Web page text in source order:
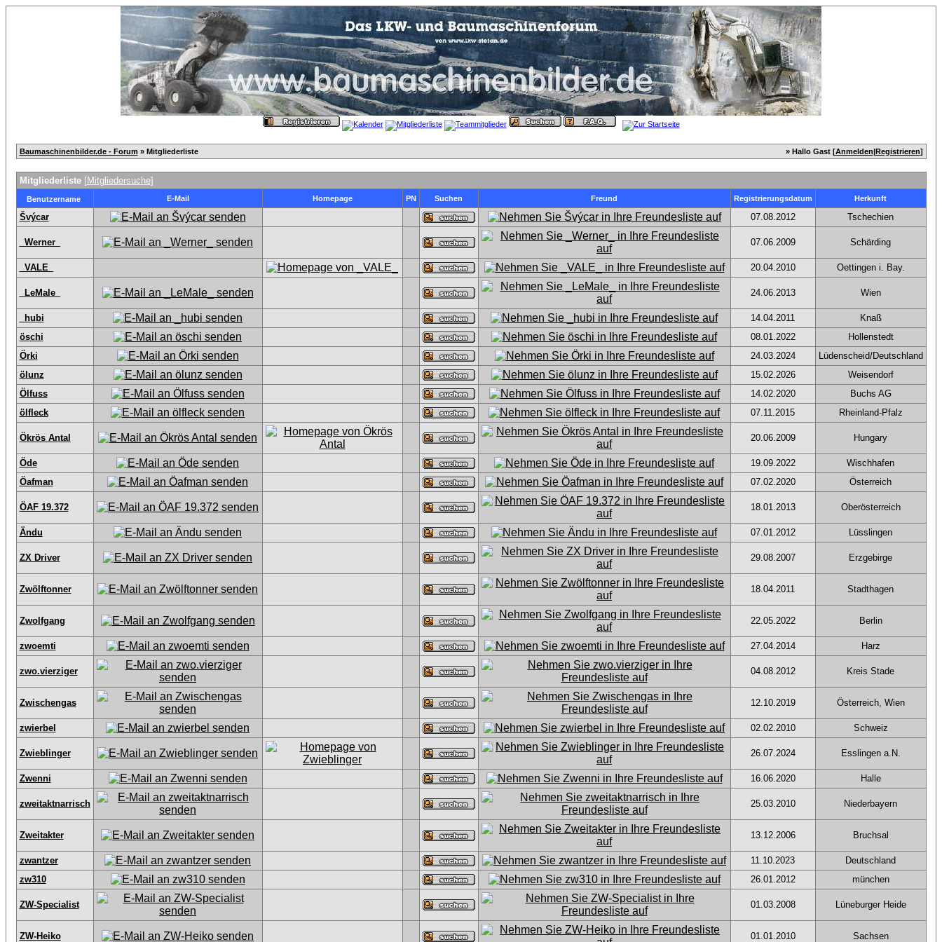
Baumaschinenbilder.de - Forum » Mitgliederliste » Hallo Gast [Anmelden|Registrieren]
Mitgliederliste[Mitgliedersuche]
Benutzername E-Mail Homepage PN Suchen Freund Registrierungsdatum Herkunft
Švýcar 07.08.2012 Tschechien
_Werner_ 07.06.2009 Schärding
_VALE_ 20.04.2010 Oettingen i. Bay.
_LeMale_ 24.06.2013 Wien
_hubi 14.04.2011
Knaß
öschi
08.01.2022
Hollenstedt
Örki
24.03.2024
Lüdenscheid/Deutschland
ölunz
15.02.2026
Weisendorf
Ölfuss
14.02.2020
Buchs AG
ölfleck
07.11.2015 Rheinland-Pfalz
Ökrös Antal 20.06.2009 Hungary
Öde 19.09.2022
Wischhafen
Öafman
07.02.2020 Österreich
ÖAF 19.372 18.01.2013 Oberösterreich
Ändu 07.01.2012 Lüsslingen
ZX Driver 29.08.2007 Erzgebirge
Zwölftonner 18.04.2011 Stadthagen
Zwolfgang 22.05.2022 Berlin
zwoemti 27.04.2014 Harz
zwo.vierziger 04.08.2012 Kreis Stade
Zwischengas 12.10.2019 Österreich, Wien
zwierbel 02.02.2010 Schweiz
Zwieblinger 26.07.2024 Esslingen a.N.
Zwenni 16.06.2020 Halle
zweitaktnarrisch 25.03.2010 Niederbayern
Zweitakter 13.12.2006 Bruchsal
zwantzer 11.10.2023
Deutschland
zw310
26.01.2012 münchen
ZW-Specialist 01.03.2008 Lüneburger Heide
ZW-Heiko 01.01.2010 Sachsen